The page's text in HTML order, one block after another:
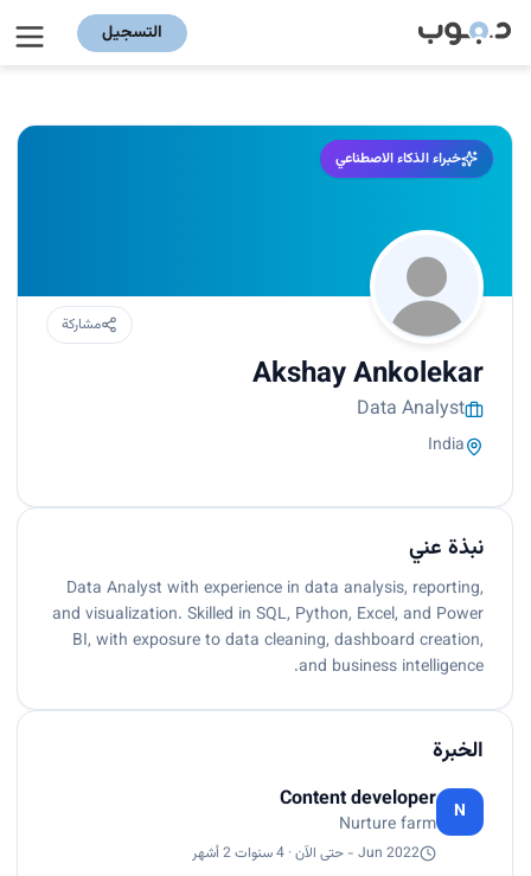
التسجيل
خبراء الذكاء الاصطناعي
مشاركة
Akshay Ankolekar
Data Analyst
India
نبذة عني
Data Analyst with experience in data analysis, reporting,
and visualization. Skilled in SQL, Python, Excel, and Power
BI, with exposure to data cleaning, dashboard creation,
and business intelligence.
الخبرة
N
Content developer
Nurture farm
Jun 2022 - حتى الآن · 4 سنوات 2 أشهر